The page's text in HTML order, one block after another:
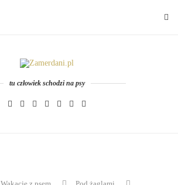
tu człowiek schodzi na psy